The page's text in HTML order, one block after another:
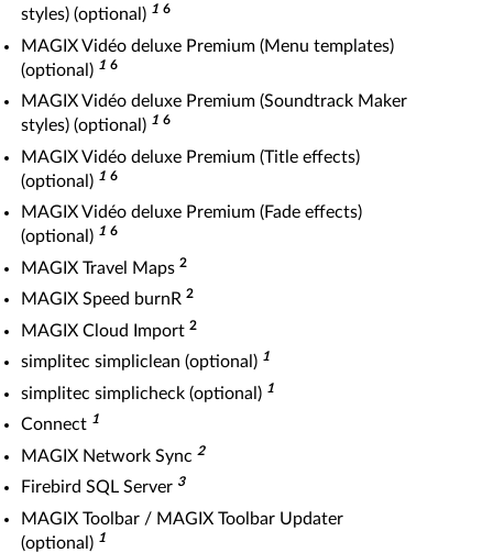
styles) (optional) 1 6
MAGIX Vidéo deluxe Premium (Menu templates)
(optional) 1 6
MAGIX Vidéo deluxe Premium (Soundtrack Maker
styles) (optional) 1 6
MAGIX Vidéo deluxe Premium (Title effects)
(optional) 1 6
MAGIX Vidéo deluxe Premium (Fade effects)
(optional) 1 6
MAGIX Travel Maps 2
MAGIX Speed burnR 2
MAGIX Cloud Import 2
simplitec simpliclean (optional) 1
simplitec simplicheck (optional) 1
Connect 1
MAGIX Network Sync 2
Firebird SQL Server 3
MAGIX Toolbar / MAGIX Toolbar Updater
(optional) 1